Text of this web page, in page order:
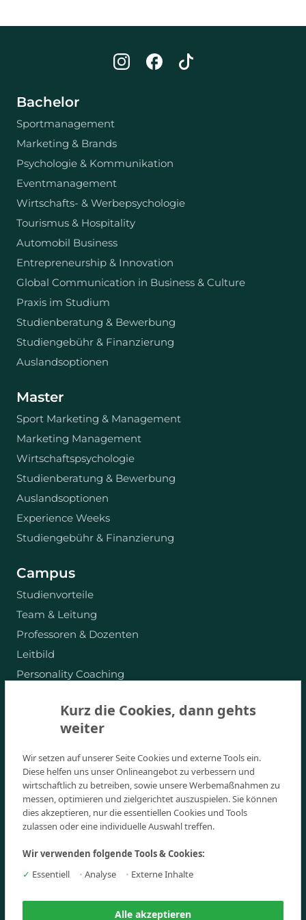
Bachelor
Sportmanagement
Marketing & Brands
Psychologie & Kommunikation
Eventmanagement
Wirtschafts- & Werbepsychologie
Tourismus & Hospitality
Automobil Business
Entrepreneurship & Innovation
Global Communication in Business & Culture
Praxis im Studium
Studienberatung & Bewerbung
Studiengebühr & Finanzierung
Auslandsoptionen
Master
Sport Marketing & Management
Marketing Management
Wirtschaftspsychologie
Studienberatung & Bewerbung
Auslandsoptionen
Experience Weeks
Studiengebühr & Finanzierung
Campus
Studienvorteile
Team & Leitung
Professoren & Dozenten
Leitbild
Personality Coaching
Für Unternehmen
Jobs am Campus
Corporate Responsibility
Standorte
Studienzentrum München
Studienzentrum Nürnberg
Studienzentrum Palma de Mallorca
News
Kurz die Cookies, dann gehts
weiter
Wir setzen auf unserer Seite Cookies und externe Tools ein.
Diese helfen uns unser Onlineangebot zu verbessern und
wirtschaftlich zu betreiben, sowie unsere Werbemaßnahmen zu
messen, optimieren und zielgerichtet auszuspielen. Sie können
dies akzeptieren, nur die essentiellen Cookies und Tools
zulassen oder eine individuelle Auswahl treffen.
Wir verwenden folgende Tools & Cookies:
✓ Essentiell • Analyse • Externe Inhalte
Alle akzeptieren